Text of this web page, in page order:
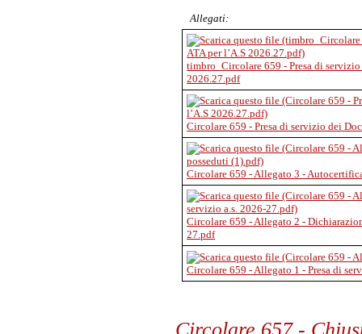
Allegati:
timbro_Circolare 659 - Presa di
2026.27.pdf
Circolare 659 - Presa di servizio dei
Circolare 659 - Allegato 3 -
Circolare 659 - Allegato 2 -
27.pdf
Circolare 659 - Allegato 1 - Presa di